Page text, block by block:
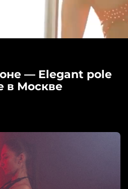
— Elegant pole
в Москве